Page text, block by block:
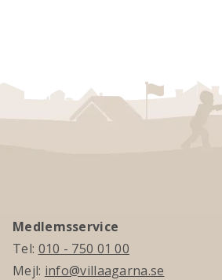
Medlemsservice
Tel: 010 - 750 01 00
Mejl: info@villaagarna.se